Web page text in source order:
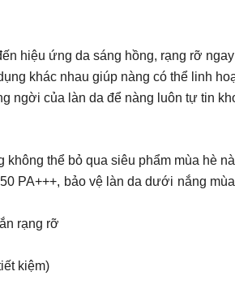
hiệu ứng da sáng hồng, rạng rỡ
khác nhau giúp nàng có thể linh
ngời của làn da để nàng luôn tự tin
không thể bỏ qua siêu phẩm mùa
PA+++, bảo vệ làn da dưới nắng
rạng rỡ
kiệm)